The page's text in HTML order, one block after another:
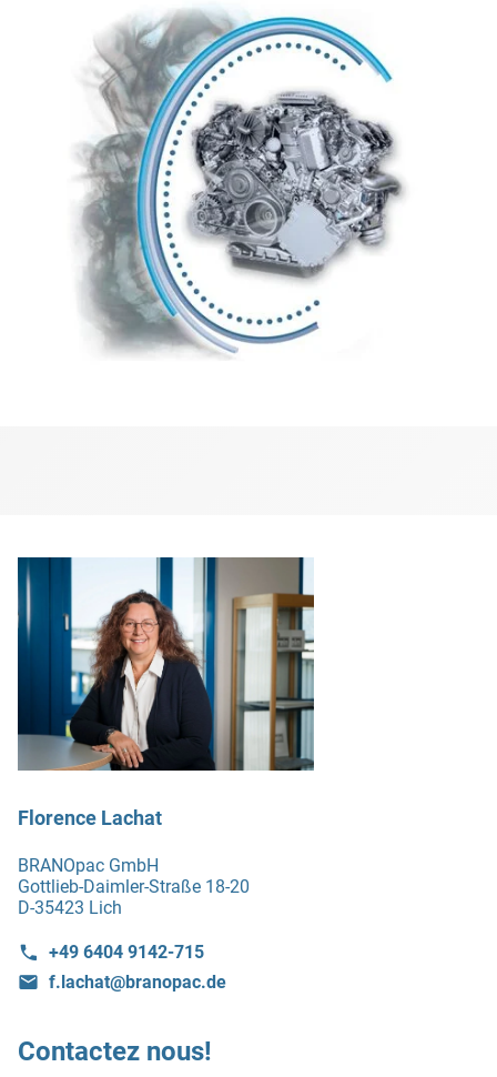
Florence Lachat
BRANOpac GmbH
Gottlieb-Daimler-Straße 18-20
D-35423 Lich
+49 6404 9142-715
f.lachat@branopac.de
Contactez nous!